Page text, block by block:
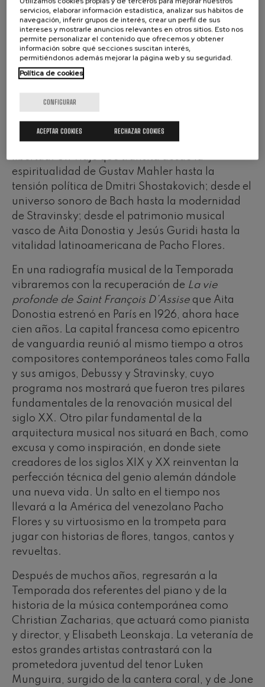
Una Temporada para vibrar
La nueva Temporada propone un recorrido por
los grandes interrogantes de la condición
humana: la vida y la muerte, el destino, la
esperanza, la memoria, la identidad o la
libertad. Un viaje que transita desde la
espiritualidad de Gustav Mahler hasta la
tensión política de Dmitri Shostakovich; desde el
universo sonoro de Bach hasta la modernidad
de Stravinsky; desde el patrimonio musical
vasco de Aita Donostia y Jesús Guridi hasta la
vitalidad latinoamericana de Pacho Flores.
En una radiografía musical de la Temporada
vibraremos con la recuperación de La vie
profonde de Saint François D’Assise que Aita
Donostia estrenó en París en 1926, ahora hace
cien años. La capital francesa como epicentro
de vanguardia reunió al mismo tiempo a otros
compositores contemporáneos tales como Falla
y sus amigos, Debussy y Stravinsky, cuyo
programa nos mostrará que fueron tres pilares
fundamentales de la renovación musical del
siglo XX. Otro pilar fundamental de la
arquitectura musical nos situará en Bach, como
excusa y como inspiración, en donde siete
creadores de los siglos XIX y XX reinventan la
perfección técnica del genio alemán dándole
una nueva vida. Un salto en el tiempo nos
llevará a la América del venezolano Pacho
Flores y su virtuosismo en la trompeta para
jugar con historias de flores, tangos, cantos y
revueltas.
Después de muchos años, regresarán a la
Temporada dos referentes del piano y de la
historia de la música contemporánea como
Christian Zacharias, que actuará como pianista
y director, y Elisabeth Leonskaja. La veteranía de
estos grandes artistas contrastará con la
prometedora juventud del tenor Luken
Munguira, surgido de la cantera coral, y de Jone
servicios, elaborar información estadística, analizar sus hábitos de
navegación, inferir grupos de interés, crear un perfil de sus
intereses y mostrarle anuncios relevantes en otros sitios. Esto nos
permite personalizar el contenido que ofrecemos y obtener
información sobre qué secciones suscitan interés,
permitiéndonos además mejorar la página web y su seguridad.
Política de cookies
CONFIGURAR
RECHAZAR COOKIES
ACEPTAR COOKIES